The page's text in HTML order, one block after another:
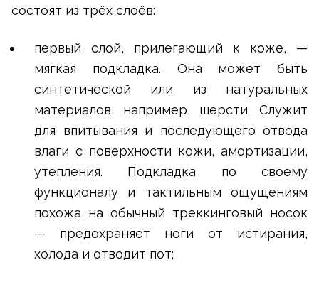
состоят из трёх слоёв:
первый слой, прилегающий к коже, —
мягкая подкладка. Она может быть
синтетической или из натуральных
материалов, например, шерсти. Служит
для впитывания и последующего отвода
влаги с поверхности кожи, амортизации,
утепления. Подкладка по своему
функционалу и тактильным ощущениям
похожа на обычный треккинговый носок
— предохраняет ноги от истирания,
холода и отводит пот;